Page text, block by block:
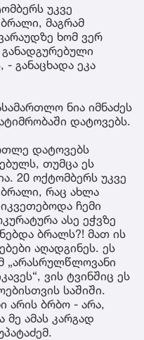
უკვე
მაგრამ
ხომ ვერ
- განაცხადა ეკა
ნია იმნაძეს
დატოვებს.
დატოვებს
თუმცა ეს
20 ოქტომბერს უკვე
ბრალი, რაც ახლა
ჩემი
ასე ეჭვზე
ბრალს?! მათ ის
აღადგინეს. ეს
„არასრულწლოვანი
ვის ტვინშიც ეს
საშიში.
არის ბრბო - არა,
მე ამას კარგად